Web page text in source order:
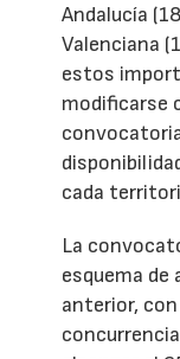
Andalucía
Valenciana
estos
modificarse
cada
La
esquema de
anterior,